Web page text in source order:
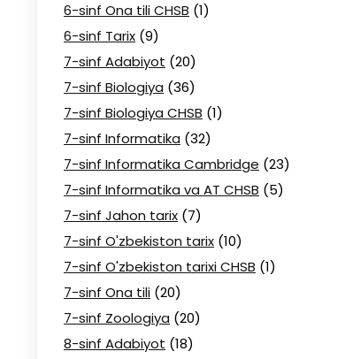
6-sinf Ona tili CHSB (1)
6-sinf Tarix (9)
7-sinf Adabiyot (20)
7-sinf Biologiya (36)
7-sinf Biologiya CHSB (1)
7-sinf Informatika (32)
7-sinf Informatika Cambridge (23)
7-sinf Informatika va AT CHSB (5)
7-sinf Jahon tarix (7)
7-sinf O'zbekiston tarix (10)
7-sinf O'zbekiston tarixi CHSB (1)
7-sinf Ona tili (20)
7-sinf Zoologiya (20)
8-sinf Adabiyot (18)